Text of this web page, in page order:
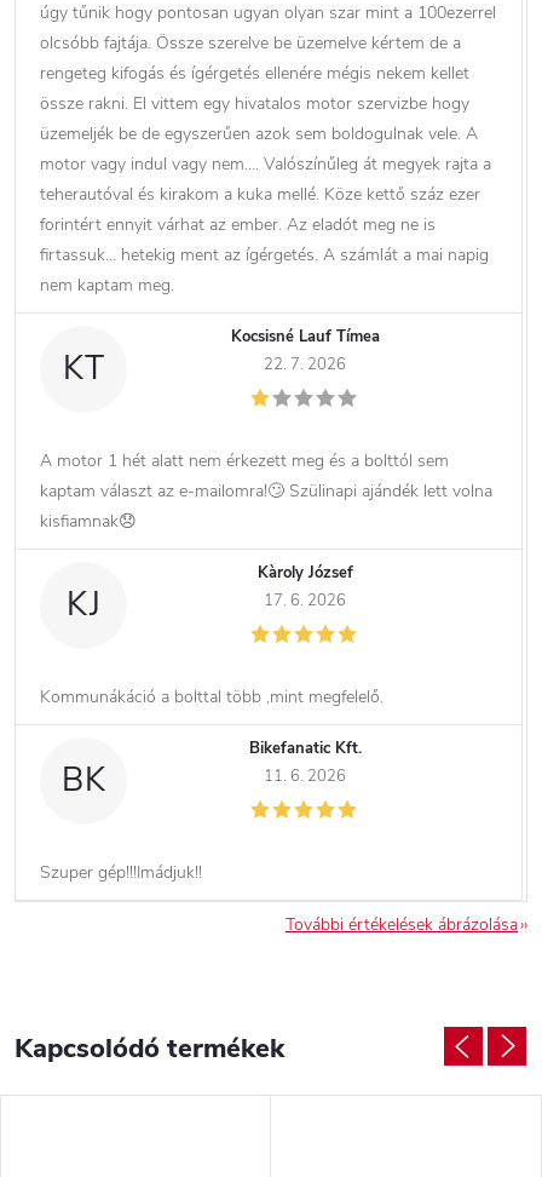
úgy tűnik hogy pontosan ugyan olyan szar mint a 100ezerrel
olcsóbb fajtája. Össze szerelve be üzemelve kértem de a
rengeteg kifogás és ígérgetés ellenére mégis nekem kellet
össze rakni. El vittem egy hivatalos motor szervizbe hogy
üzemeljék be de egyszerűen azok sem boldogulnak vele. A
motor vagy indul vagy nem…. Valószínűleg át megyek rajta a
teherautóval és kirakom a kuka mellé. Köze kettő száz ezer
forintért ennyit várhat az ember. Az eladót meg ne is
firtassuk… hetekig ment az ígérgetés. A számlát a mai napig
nem kaptam meg.
KT
Kocsisné Lauf Tímea
22. 7. 2026
A motor 1 hét alatt nem érkezett meg és a bolttól sem
kaptam választ az e-mailomra!🙄 Szülinapi ajándék lett volna
kisfiamnak😞
KJ
Kàroly József
17. 6. 2026
Kommunákáció a bolttal több ,mint megfelelő.
BK
Bikefanatic Kft.
11. 6. 2026
Szuper gép!!!Imádjuk!!
További értékelések ábrázolása
Kapcsolódó termékek